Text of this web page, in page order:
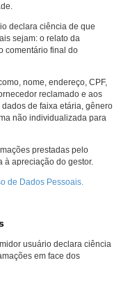
declara ciência de que
sejam: o relato da
comentário final do
nome, endereço, CPF,
reclamado e aos
de faixa etária, gênero
não individualizada para
prestadas pelo
à apreciação do gestor.
de Dados Pessoais.
usuário declara ciência
em face dos